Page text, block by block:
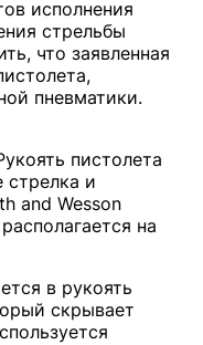
исполнения
стрельбы
что заявленная
пневматики.
пистолета
стрелка и
and Wesson
на
в рукоять
скрывает